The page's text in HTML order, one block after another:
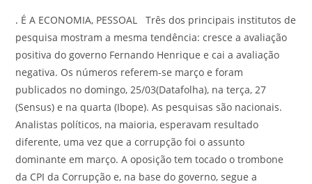
. É A ECONOMIA, PESSOAL Três dos principais institutos de
pesquisa mostram a mesma tendência: cresce a avaliação
positiva do governo Fernando Henrique e cai a avaliação
negativa. Os números referem-se março e foram
publicados no domingo, 25/03(Datafolha), na terça, 27
(Sensus) e na quarta (Ibope). As pesquisas são nacionais.
Analistas políticos, na maioria, esperavam resultado
diferente, uma vez que a corrupção foi o assunto
dominante em março. A oposição tem tocado o trombone
da CPI da Corrupção e, na base do governo, segue a